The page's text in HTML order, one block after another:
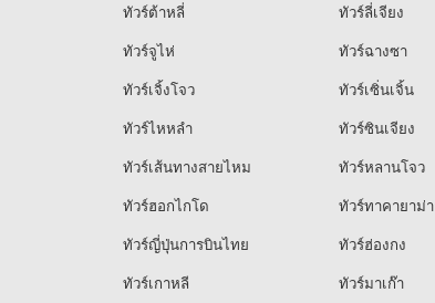
ทัวร์ต้าหลี่
ทัวร์ลี่เจียง
ทัวร์จูไห่
ทัวร์ฉางซา
ทัวร์เจิ้งโจว
ทัวร์เซิ่นเจิ้น
ทัวร์ไหหลำ
ทัวร์ซินเจียง
ทัวร์เส้นทางสายไหม
ทัวร์หลานโจว
ทัวร์ฮอกไกโด
ทัวร์ทาคายาม่า
ทัวร์ญี่ปุ่นการบินไทย
ทัวร์ฮ่องกง
ทัวร์เกาหลี
ทัวร์มาเก๊า